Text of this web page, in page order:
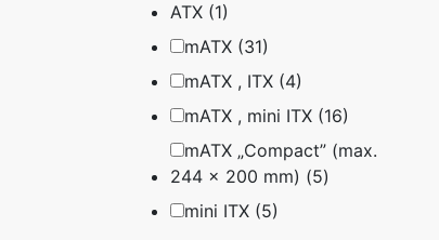
ATX (1)
mATX (31)
mATX , ITX (4)
mATX , mini ITX (16)
mATX „Compact” (max.
244 x 200 mm) (5)
mini ITX (5)